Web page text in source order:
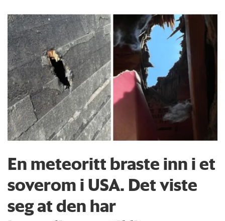
En meteoritt braste inn i et
soverom i USA. Det viste
seg at den har